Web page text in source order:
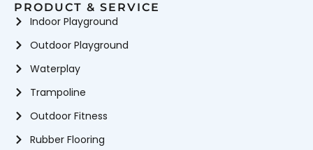
PRODUCT & SERVICE
Indoor Playground
Outdoor Playground
Waterplay
Trampoline
Outdoor Fitness
Rubber Flooring